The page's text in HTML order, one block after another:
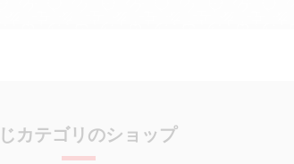
カテゴリのショップ